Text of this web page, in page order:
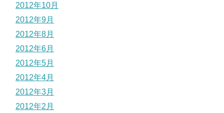
2012年10月
2012年9月
2012年8月
2012年6月
2012年5月
2012年4月
2012年3月
2012年2月